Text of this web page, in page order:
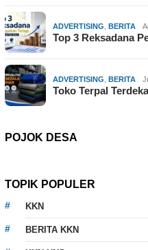
ADVERTISING BERITA
Top 3 Reksadana
ADVERTISING BERITA
Toko Terpal
POJOK DESA
TOPIK POPULER
KKN
BERITA KKN